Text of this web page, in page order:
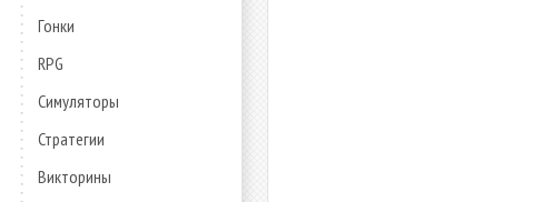
Гонки
RPG
Симуляторы
Стратегии
Викторины